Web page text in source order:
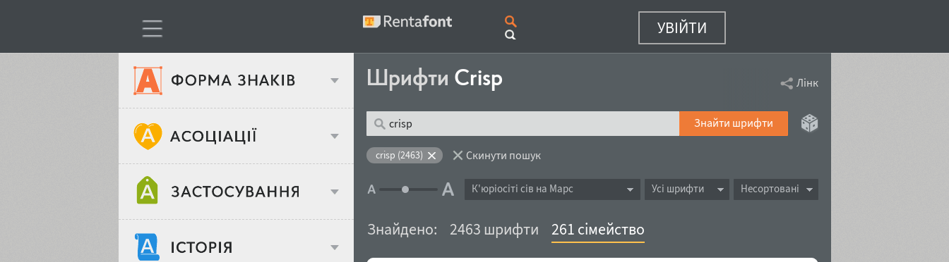
УВІЙТИ
Тип шрифтів
Віковий стереотип
Об'єкт дизайну
Шрифти Crisp Лінк
Знайти шрифти
crisp (2463) Скинути пошук
Усі шрифти Несортовані
К'юрiосiтi сів на Марс
Знайдено: 2463 шрифти 261 сімейство